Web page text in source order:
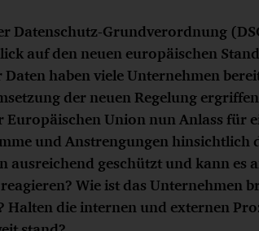
Datenschutz-Grundverordnung
auf den neuen europäischen
Daten haben viele Unternehmen
der neuen Regelung
Union nun Anlass für
und Anstrengungen hinsichtlich
ausreichend geschützt und kann es
Wie ist das Unternehmen
Halten die internen und externen